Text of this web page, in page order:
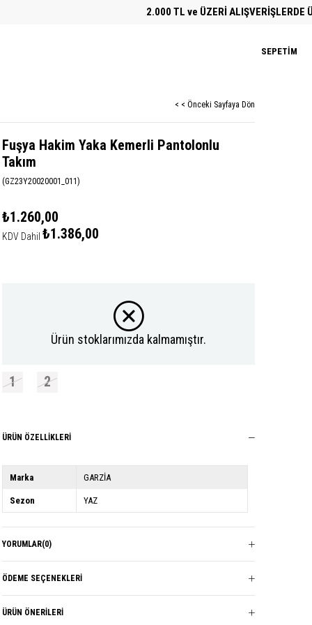
2.000 TL ve ÜZERİ ALIŞVERİŞLERDE
SEPETIM
< < Önceki Sayfaya Dön
Fuşya Hakim Yaka Kemerli Pantolonlu
Takım
(GZ23Y20020001_011)
₺1.260,00
KDV Dahil ₺1.386,00
Ürün stoklarımızda kalmamıştır.
1 2
ÜRÜN ÖZELLIKLERI
Marka GARZİA
Sezon YAZ
YORUMLAR(0)
ÖDEME SEÇENEKLERI
ÜRÜN ÖNERILERI